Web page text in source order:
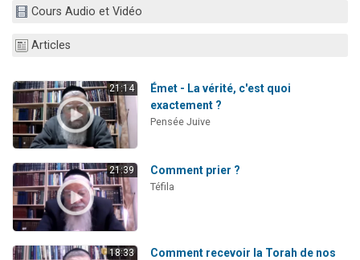
2 personnes viennent de faire un don pour 1 Journée de Vacances Pour les Enfants
Il reste 49 places pour étudier en groupe sur Zoom
Cours Audio et Vidéo
Articles
21:14
Émet - La vérité, c'est quoi
exactement ?
Pensée Juive
21:39 Comment prier ?
Téfila
18:33
Comment recevoir la Torah de nos